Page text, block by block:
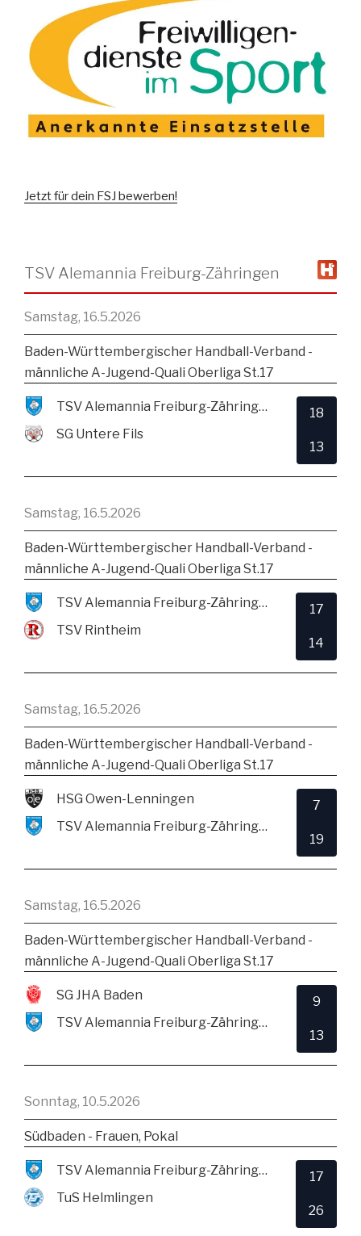
Jetzt für dein FSJ bewerben!
TSV Alemannia Freiburg-Zähringen
Samstag, 16.5.2026
Baden-Württembergischer Handball-Verband -
männliche A-Jugend-Quali Oberliga St.17
TSV Alemannia Freiburg-Zähringen
SG Untere Fils
18
13
Samstag, 16.5.2026
Baden-Württembergischer Handball-Verband -
männliche A-Jugend-Quali Oberliga St.17
TSV Alemannia Freiburg-Zähringen
TSV Rintheim
17
14
Samstag, 16.5.2026
Baden-Württembergischer Handball-Verband -
männliche A-Jugend-Quali Oberliga St.17
HSG Owen-Lenningen
TSV Alemannia Freiburg-Zähringen
7
19
Samstag, 16.5.2026
Baden-Württembergischer Handball-Verband -
männliche A-Jugend-Quali Oberliga St.17
SG JHA Baden
TSV Alemannia Freiburg-Zähringen
9
13
Sonntag, 10.5.2026
Südbaden - Frauen, Pokal
TSV Alemannia Freiburg-Zähringen
TuS Helmlingen
17
26